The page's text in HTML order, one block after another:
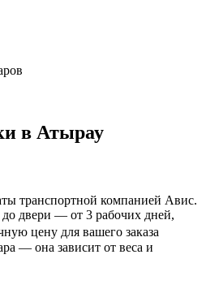
в Атырау
транспортной компанией Авис.
двери — от 3 рабочих дней,
цену для вашего заказа
— она зависит от веса и